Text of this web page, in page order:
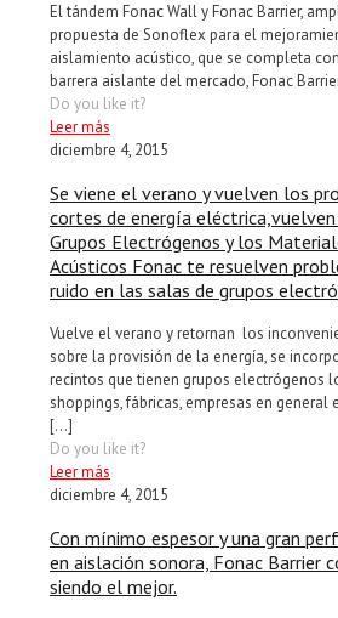
El tándem Fonac Wall y Fonac Barrier,
propuesta de Sonoflex para el
aislamiento acústico, que se completa
barrera aislante del mercado, Fonac
Do you like it?
Leer más
diciembre 4, 2015
Se viene el verano y vuelven los
cortes de energía
Grupos Electrógenos y los
Acústicos Fonac te resuelven
ruido en las salas de grupos
Vuelve el verano y retornan los
sobre la provisión de la energía, se
recintos que tienen grupos electrógenos
shoppings, fábricas, empresas en general
[…]
Do you like it?
Leer más
diciembre 4, 2015
Con mínimo espesor y una gran
en aislación sonora, Fonac Barrier
siendo el mejor.